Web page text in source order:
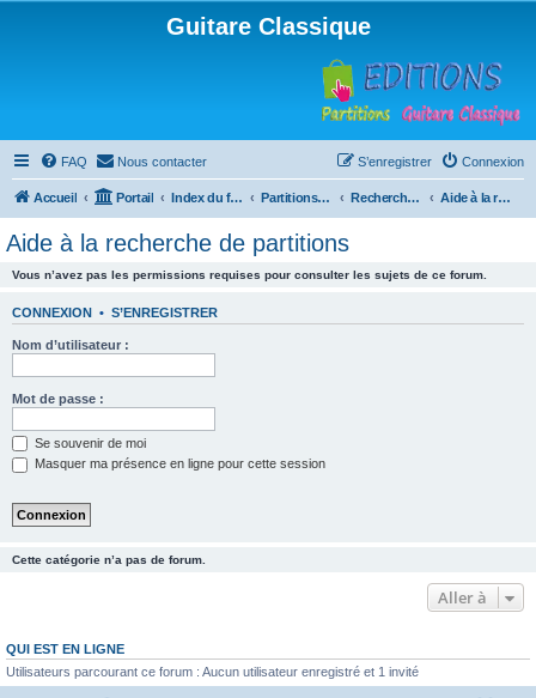
Guitare Classique
FAQ Nous contacter Connexion
S’enregistrer
Accueil Portail Index du forum Partitions pour guitare en libre téléchargement Recherche de ressources musicales Aide à la recherche de partitions
Aide à la recherche de partitions
Vous n’avez pas les permissions requises pour consulter les sujets de ce forum.
CONNEXION • S’ENREGISTRER
Nom d’utilisateur :
Mot de passe :
Se souvenir de moi
Masquer ma présence en ligne pour cette session
Cette catégorie n’a pas de forum.
Aller à
QUI EST EN LIGNE
Utilisateurs parcourant ce forum : Aucun utilisateur enregistré et 1 invité